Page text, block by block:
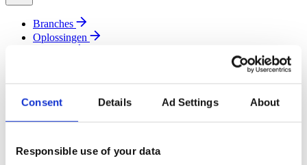
Consent Details Ad Settings About
Responsible use of your data
Branches
Oplossingen
Region
Klantenportaal